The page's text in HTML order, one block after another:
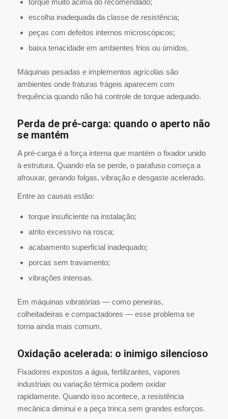
escolha inadequada da classe de resistência;
peças com defeitos internos microscópicos;
baixa tenacidade em ambientes frios ou úmidos.
Máquinas pesadas e implementos agrícolas são
ambientes onde fraturas frágeis aparecem com
frequência quando não há controle de torque adequado.
Perda de pré-carga: quando o aperto não
se mantém
A pré-carga é a força interna que mantém o fixador unido
à estrutura. Quando ela se perde, o parafuso começa a
afrouxar, gerando folgas, vibração e desgaste acelerado.
Entre as causas estão:
torque insuficiente na instalação;
atrito excessivo na rosca;
acabamento superficial inadequado;
porcas sem travamento;
vibrações intensas.
Em máquinas vibratórias — como peneiras,
colheitadeiras e compactadores — esse problema se
torna ainda mais comum.
Oxidação acelerada: o inimigo silencioso
Fixadores expostos a água, fertilizantes, vapores
industriais ou variação térmica podem oxidar
rapidamente. Quando isso acontece, a resistência
mecânica diminui e a peça trinca sem grandes esforços.